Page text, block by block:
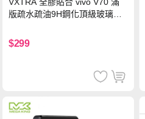
VXTRA 全膠貼合 vivo V70 滿
版疏水疏油9H鋼化頂級玻璃貼
$299